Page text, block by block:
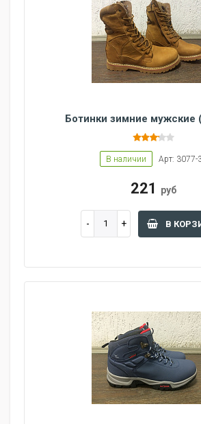
Ботинки зимние
В наличии Арт: 3077-
221 руб
В